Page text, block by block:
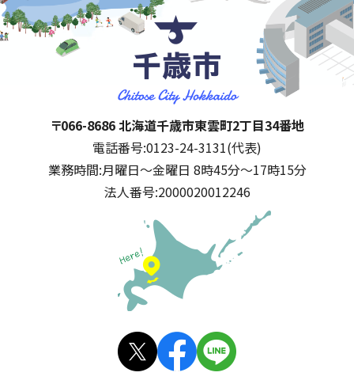
千歳市
住所:
〒066-8686 北海道千歳市東雲町2丁目34番地
電話番号:0123-24-3131(代表)
業務時間:月曜日～金曜日 8時45分～17時15分
法人番号:2000020012246
公式SNS